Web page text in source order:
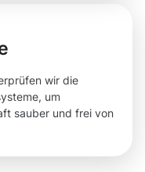
wir die
um
sauber und frei von